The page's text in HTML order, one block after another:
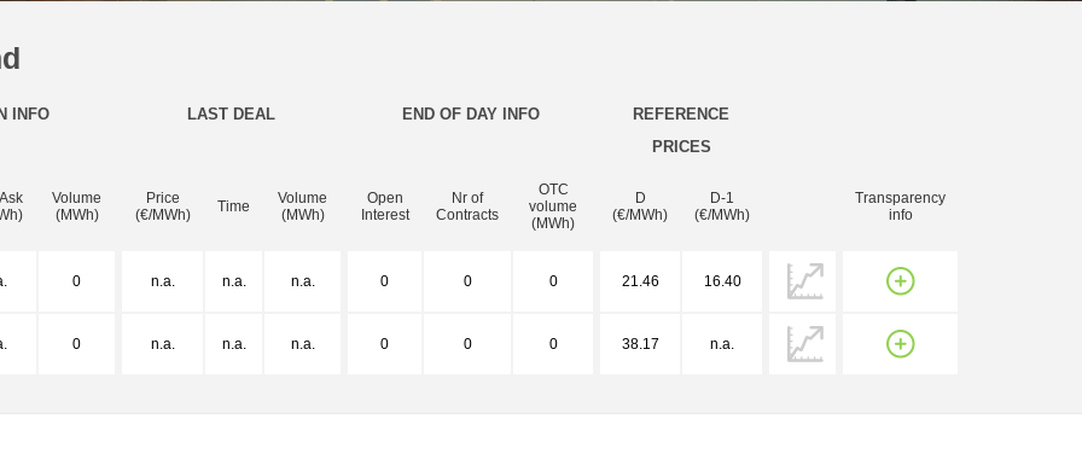
INFO LAST DEAL END OF DAY INFO
REFERENCE
PRICES
Volume
(MWh)
Price
(€/MWh)
Time
Volume
(MWh)
Open
Interest
Nr of
Contracts
OTC
volume
(MWh)
D
(€/MWh)
D-1
(€/MWh)
Transparency
info
0 n.a. n.a. n.a. 0 0 0 21.46 16.40
0 n.a. n.a. n.a. 0 0 0 38.17 n.a.